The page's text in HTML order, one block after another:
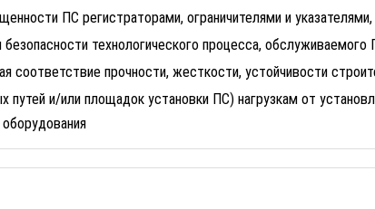
ПС регистраторами, ограничителями и
технологического процесса, обслуживаемого
соответствие прочности, жесткости, устойчивости
путей и/или площадок установки ПС) нагрузкам от